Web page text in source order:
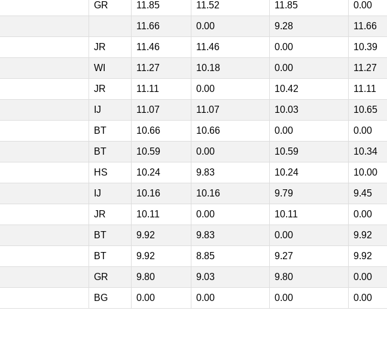
GR 11.85 11.52 11.85 0.00
11.66 0.00 9.28 11.66
JR 11.46 11.46 0.00 10.39
WI 11.27 10.18 0.00 11.27
JR 11.11 0.00 10.42 11.11
IJ 11.07 11.07 10.03 10.65
BT 10.66 10.66 0.00 0.00
BT 10.59 0.00 10.59 10.34
HS 10.24 9.83 10.24 10.00
IJ 10.16 10.16 9.79 9.45
JR 10.11 0.00 10.11 0.00
BT 9.92 9.83 0.00 9.92
BT 9.92 8.85 9.27 9.92
GR 9.80 9.03 9.80 0.00
BG 0.00 0.00 0.00 0.00